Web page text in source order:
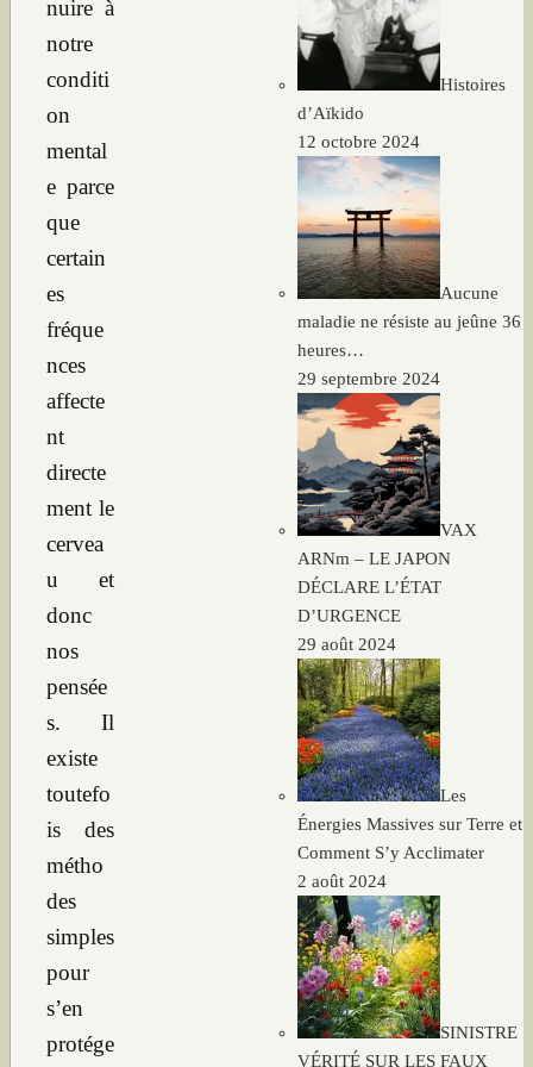
nuire à
notre
conditi
on
mental
e parce
que
certain
es
fréque
nces
affecte
nt
directe
ment le
cervea
u et
donc
nos
pensée
s. Il
existe
toutefo
is des
métho
des
simples
pour
s’en
protége
Histoires
d’Aïkido
12 octobre 2024
Aucune
maladie ne résiste au jeûne 36
heures…
29 septembre 2024
VAX
ARNm – LE JAPON
DÉCLARE L’ÉTAT
D’URGENCE
29 août 2024
Les
Énergies Massives sur Terre et
Comment S’y Acclimater
2 août 2024
SINISTRE
VÉRITÉ SUR LES FAUX